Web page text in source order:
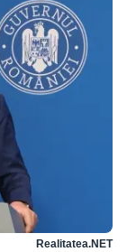
Realitatea.NET